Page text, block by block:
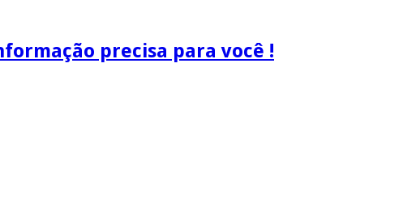
precisa para você !